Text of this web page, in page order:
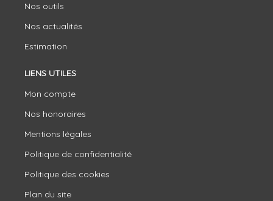
Nos outils
Nos actualités
Estimation
LIENS UTILES
Mon compte
Nos honoraires
Mentions légales
Politique de confidentialité
Politique des cookies
Plan du site